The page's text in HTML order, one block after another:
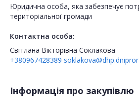
Юридична особа, яка забезпечує
територіальної громади
Контактна особа:
Світлана Вікторівна Соклакова
+380967428389
Інформація про закупівлю